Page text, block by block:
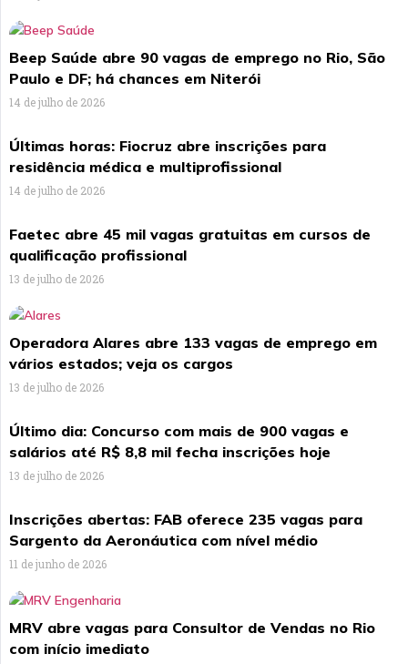
Beep Saúde abre 90 vagas de emprego no Rio, São
Paulo e DF; há chances em Niterói
14 de julho de 2026
Últimas horas: Fiocruz abre inscrições para
residência médica e multiprofissional
14 de julho de 2026
Faetec abre 45 mil vagas gratuitas em cursos de
qualificação profissional
13 de julho de 2026
Operadora Alares abre 133 vagas de emprego em
vários estados; veja os cargos
13 de julho de 2026
Último dia: Concurso com mais de 900 vagas e
salários até R$ 8,8 mil fecha inscrições hoje
13 de julho de 2026
Inscrições abertas: FAB oferece 235 vagas para
Sargento da Aeronáutica com nível médio
11 de junho de 2026
MRV abre vagas para Consultor de Vendas no Rio
com início imediato